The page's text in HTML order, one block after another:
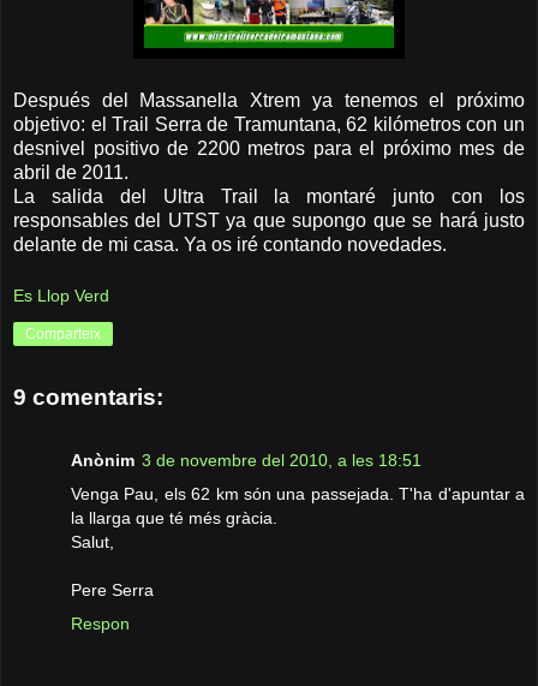
Después del Massanella Xtrem ya tenemos el próximo
objetivo: el Trail Serra de Tramuntana, 62 kilómetros con un
desnivel positivo de 2200 metros para el próximo mes de
abril de 2011.
La salida del Ultra Trail la montaré junto con los
responsables del UTST ya que supongo que se hará justo
delante de mi casa. Ya os iré contando novedades.
Es Llop Verd
Comparteix
9 comentaris:
Anònim 3 de novembre del 2010, a les 18:51
Venga Pau, els 62 km són una passejada. T'ha d'apuntar a
la llarga que té més gràcia.
Salut,
Pere Serra
Respon